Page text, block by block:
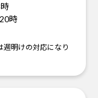
時
明けの対応になり